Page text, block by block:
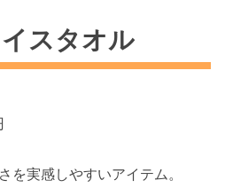
スタオル
を実感しやすいアイテム。